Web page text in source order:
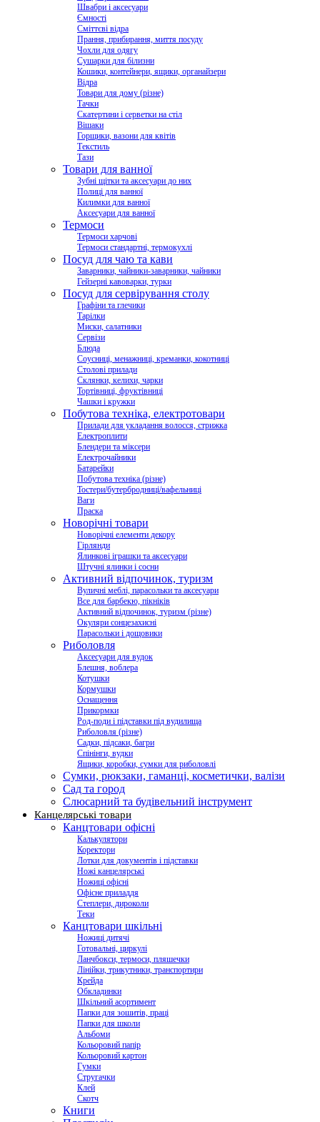
Швабри і аксесуари
Ємності
Сміттєві відра
Прання, прибирання, миття посуду
Чохли для одягу
Сушарки для білизни
Кошики, контейнери, ящики, органайзери
Відра
Товари для дому (різне)
Тачки
Скатертини і серветки на стіл
Вішаки
Горщики, вазони для квітів
Текстиль
Тази
Товари для ванної
Зубні щітки та аксесуари до них
Полиці для ванної
Килимки для ванної
Аксесуари для ванної
Термоси
Термоси харчові
Термоси стандартні, термокухлі
Посуд для чаю та кави
Заварники, чайники-заварники, чайники
Гейзерні кавоварки, турки
Посуд для сервірування столу
Графіни та глечики
Тарілки
Миски, салатники
Сервізи
Блюда
Соусниці, менажниці, креманки, кокотниці
Столові прилади
Склянки, келихи, чарки
Тортівниці, фруктівниці
Чашки і кружки
Побутова техніка, електротовари
Прилади для укладання волосся, стрижка
Електроплити
Блендери та міксери
Електрочайники
Батарейки
Побутова техніка (різне)
Тостери/бутербродниці/вафельниці
Ваги
Праска
Новорічні товари
Новорічні елементи декору
Гірлянди
Ялинкові іграшки та аксесуари
Штучні ялинки і сосни
Активний відпочинок, туризм
Вуличні меблі, парасольки та аксесуари
Все для барбекю, пікніків
Активний відпочинок, туризм (різне)
Окуляри сонцезахисні
Парасольки і дощовики
Риболовля
Аксесуари для вудок
Блешня, воблера
Котушки
Кормушки
Оснащення
Прикормки
Род-поди і підставки під вудилища
Риболовля (різне)
Садки, підсаки, багри
Спінінги, вудки
Ящики, коробки, сумки для риболовлі
Сумки, рюкзаки, гаманці, косметички, валізи
Сад та город
Слюсарний та будівельний інструмент
Канцелярські товари
Канцтовари офісні
Калькулятори
Коректори
Лотки для документів і підставки
Ножі канцелярські
Ножиці офісні
Офісне приладдя
Степлери, дироколи
Теки
Канцтовари шкільні
Ножиці дитячі
Готовальні, циркулі
Ланчбокси, термоси, пляшечки
Лінійки, трикутники, транспортири
Крейда
Обкладинки
Шкільний асортимент
Папки для зошитів, праці
Папки для школи
Альбоми
Кольоровий папір
Кольоровий картон
Гумки
Стругачки
Клей
Скотч
Книги